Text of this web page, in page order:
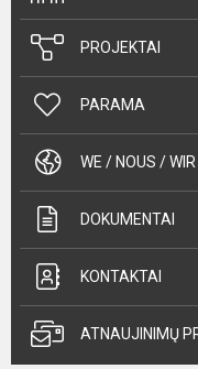
PROJEKTAI
PARAMA
WE / NOUS / WIR
DOKUMENTAI
KONTAKTAI
ATNAUJINIMŲ